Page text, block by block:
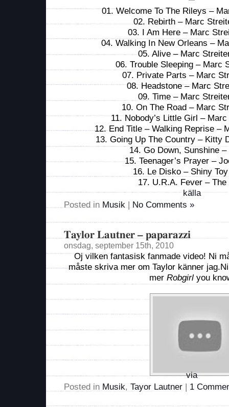
01. Welcome To The Rileys –
02. Rebirth – Marc
03. I Am Here – Marc
04. Walking In New Orleans –
05. Alive – Marc
06. Trouble Sleeping – Marc
07. Private Parts – Marc
08. Headstone – Marc
09. Time – Marc
10. On The Road – Marc
11. Nobody’s Little Girl –
12. End Title – Walking Reprise –
13. Going Up The Country – Kitty
14. Go Down, Sunshine –
15. Teenager’s Prayer –
16. Le Disko – Shiny
17. U.R.A. Fever –
källa
Posted in Musik | No Comments »
Taylor Lautner – paparazzi
onsdag, september 15th, 2010
Oj vilken fantasisk fanmade video! Ni
måste skriva mer om Taylor känner
merRobgirlyou
via
Posted in Musik, Tayor Lautner | 1